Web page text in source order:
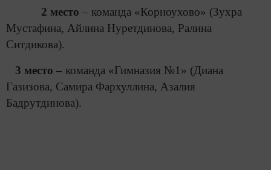
2 место – команда «Корноухово» (Зухра
Мустафина, Айлина Нуретдинова, Ралина
Ситдикова).
3 место – команда «Гимназия №1» (Диана
Газизова, Самира Фархуллина, Азалия
Бадрутдинова).